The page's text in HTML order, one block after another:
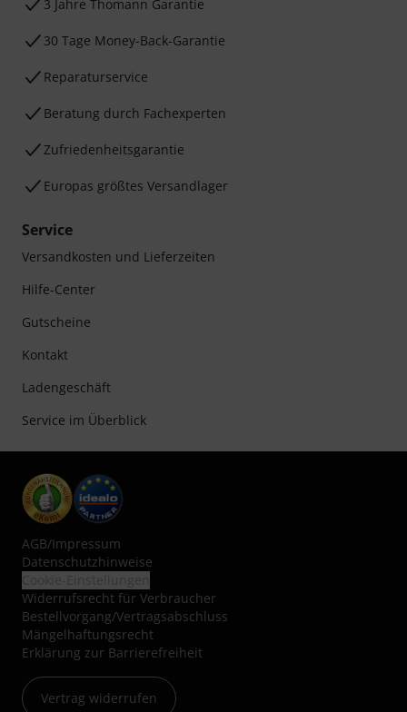
3 Jahre Thomann Garantie
30 Tage Money-Back-Garantie
Reparaturservice
Beratung durch Fachexperten
Zufriedenheitsgarantie
Europas größtes Versandlager
Service
Versandkosten und Lieferzeiten
Hilfe-Center
Gutscheine
Kontakt
Ladengeschäft
Service im Überblick
AGB/Impressum
Datenschutzhinweise
Widerrufsrecht für Verbraucher
Bestellvorgang/Vertragsabschluss
Mängelhaftungsrecht
Erklärung zur Barrierefreiheit
Vertrag widerrufen